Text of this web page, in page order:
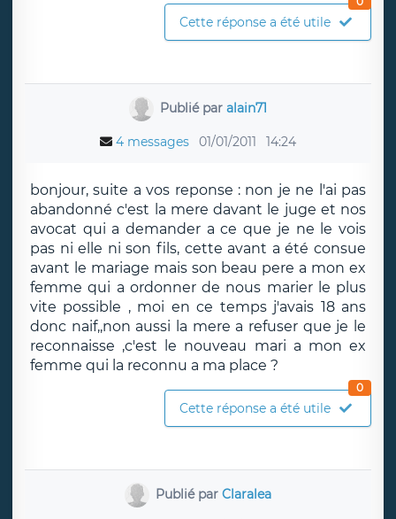
Cette réponse a été utile
Publié paralain71
4 messages 01/01/2011 14:24
bonjour, suite a vos reponse : non je ne l'ai pas
abandonné c'est la mere davant le juge et nos
avocat qui a demander a ce que je ne le vois
pas ni elle ni son fils, cette avant a été consue
avant le mariage mais son beau pere a mon ex
femme qui a ordonner de nous marier le plus
vite possible , moi en ce temps j'avais 18 ans
donc naif,,non aussi la mere a refuser que je le
reconnaisse ,c'est le nouveau mari a mon ex
femme qui la reconnu a ma place ?
Cette réponse a été utile
0
Publié parClaralea